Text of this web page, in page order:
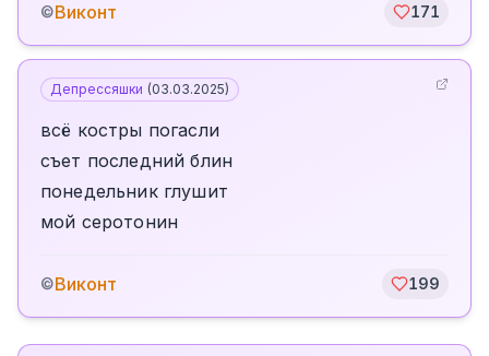
©Виконт 171
Депрессяшки (03.03.2025)
всё костры погасли
съет последний блин
понедельник глушит
мой серотонин
©Виконт 199